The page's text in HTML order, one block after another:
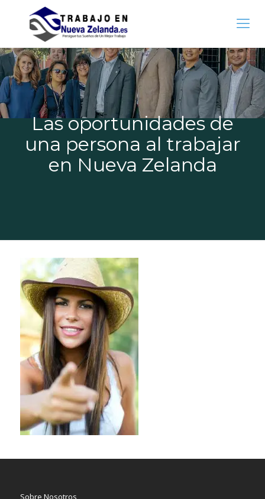
Las oportunidades de
una persona al trabajar
en Nueva Zelanda
Sobre Nosotros